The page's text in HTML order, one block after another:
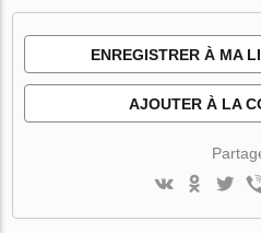
ENREGISTRER À MA
AJOUTER À LA